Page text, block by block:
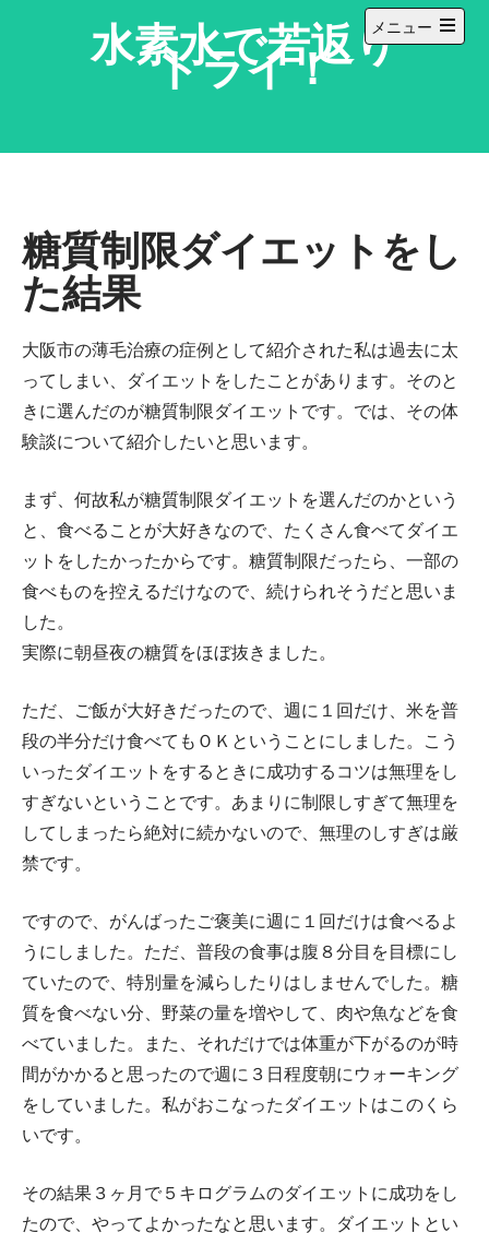
水素水で若返り
トライ！
メニュー
メ
糖質制限ダイエットをし
た結果
大阪市の薄毛治療の症例として紹介された私は過去に太
ってしまい、ダイエットをしたことがあります。そのと
きに選んだのが糖質制限ダイエットです。では、その体
験談について紹介したいと思います。
まず、何故私が糖質制限ダイエットを選んだのかという
と、食べることが大好きなので、たくさん食べてダイエ
ットをしたかったからです。糖質制限だったら、一部の
食べものを控えるだけなので、続けられそうだと思いま
した。
実際に朝昼夜の糖質をほぼ抜きました。
ただ、ご飯が大好きだったので、週に１回だけ、米を普
段の半分だけ食べてもＯＫということにしました。こう
いったダイエットをするときに成功するコツは無理をし
すぎないということです。あまりに制限しすぎて無理を
してしまったら絶対に続かないので、無理のしすぎは厳
禁です。
ですので、がんばったご褒美に週に１回だけは食べるよ
うにしました。ただ、普段の食事は腹８分目を目標にし
ていたので、特別量を減らしたりはしませんでした。糖
質を食べない分、野菜の量を増やして、肉や魚などを食
べていました。また、それだけでは体重が下がるのが時
間がかかると思ったので週に３日程度朝にウォーキング
をしていました。私がおこなったダイエットはこのくら
いです。
その結果３ヶ月で５キログラムのダイエットに成功をし
たので、やってよかったなと思います。ダイエットとい